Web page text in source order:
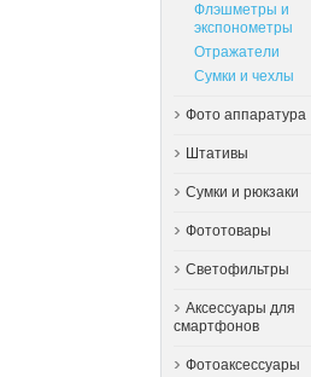
Флэшметры и
экспонометры
Отражатели
Сумки и чехлы
Фото аппаратура
Штативы
Сумки и рюкзаки
Фототовары
Светофильтры
Аксессуары для
смартфонов
Фотоаксессуары